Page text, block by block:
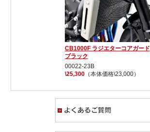
CB1000F ラジエターコアガード
ブラック
00022-23B
\25,300（本体価格\23,000）